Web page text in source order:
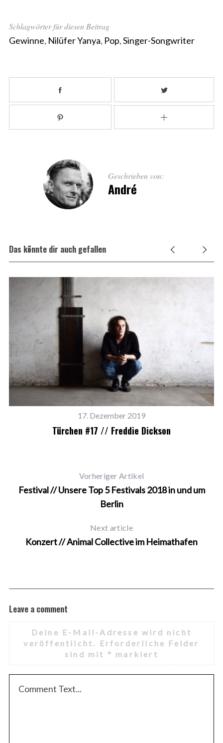
Schlagwörter für diesen Beitrag
Gewinne, Nilüfer Yanya, Pop,Singer-Songwriter
Geschrieben von:
André
Das könnte dir auch gefallen
17. Dezember 2019
Türchen #17 // Freddie Dickson
Vorheriger Artikel
Festival // Unsere Top 5 Festivals 2018 in und um
Berlin
Next article
Konzert // Animal Collective im Heimathafen
Leave a comment
Deine E-Mail-Adresse wird nicht
veröffentlicht.
Erforderliche Felder
sind mit * markiert